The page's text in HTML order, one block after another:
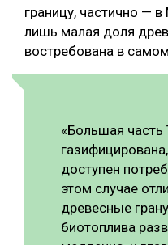
границу, частично —
лишь малая доля
востребована в
«Большая часть
доступен
этом случае
древесные
биотоплива